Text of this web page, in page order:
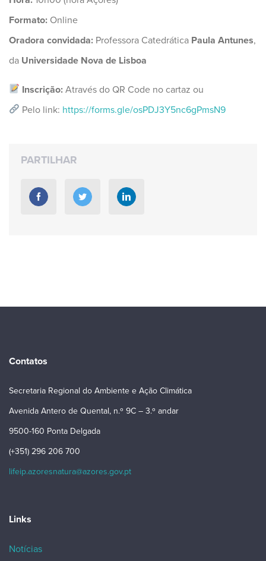
Formato: Online
Oradora convidada: Professora Catedrática Paula Antunes,
da Universidade Nova de Lisboa
Inscrição: Através do QR Code no cartaz ou
Pelo link: https://forms.gle/osPDJ3Y5nc6gPmsN9
PARTILHAR
Contatos
Secretaria Regional do Ambiente e Ação Climática
Avenida Antero de Quental, n.º 9C – 3.º andar
9500-160 Ponta Delgada
(+351) 296 206 700
lifeip.azoresnatura@azores.gov.pt
Links
Notícias